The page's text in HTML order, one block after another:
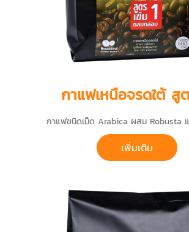
กาแฟเหนือจรดใต้ สู
กาแฟชนิดเม็ด Arabica ผสม Robusta
เพิ่มเติม